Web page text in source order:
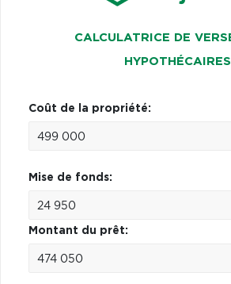
CALCULATRICE DE
HYPOTHÉCAIRES
Coût de la propriété:
Mise de fonds:
Montant du prêt: